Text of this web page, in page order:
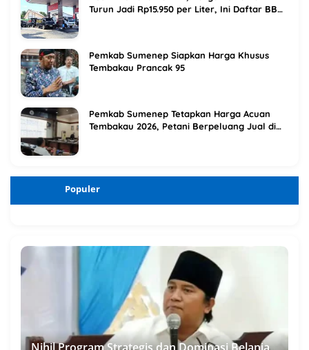
Turun Jadi Rp15.950 per Liter, Ini Daftar BBM
Pemkab Sumenep Siapkan Harga Khusus
Tembakau Prancak 95
Pemkab Sumenep Tetapkan Harga Acuan
Tembakau 2026, Petani Berpeluang Jual di
Populer